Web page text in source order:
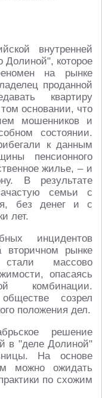
внутренней
Долиной", которое
на рынке
проданной
квартиру
основании, что
мошенников и
состоянии.
к данным
пенсионного
жилье, – и
В результате
семьи с
без денег и с
лет.
инцидентов
вторичном рынке
массово
опасаясь
комбинации.
созрел
положения дел.
решение
в "деле Долиной"
На основе
можно ожидать
по схожим